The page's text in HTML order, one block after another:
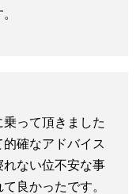
って頂きました
確なアドバイス
れない位不安な事
良かったです。